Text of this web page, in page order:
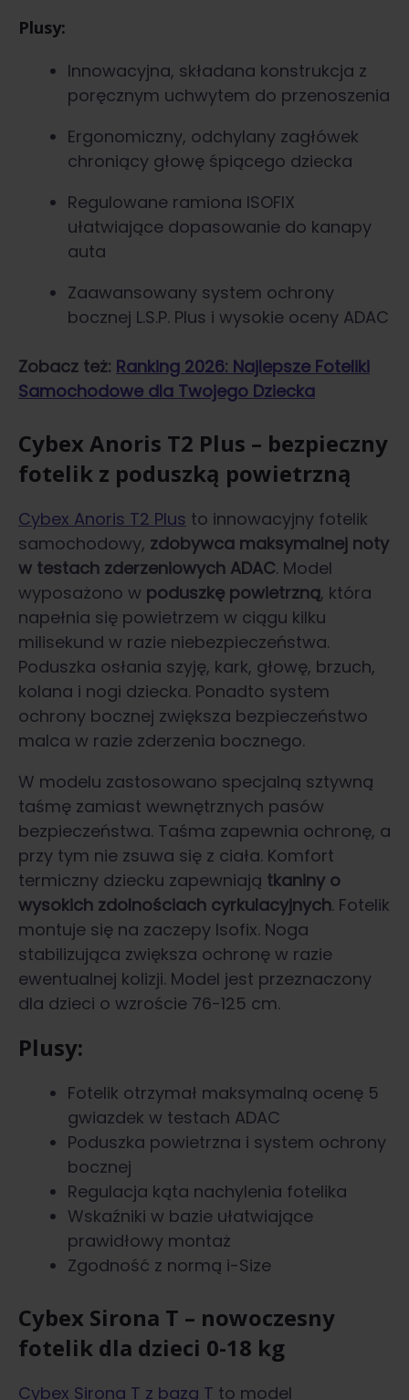
Plusy:
Innowacyjna, składana konstrukcja z
poręcznym uchwytem do przenoszenia
Ergonomiczny, odchylany zagłówek
chroniący głowę śpiącego dziecka
Regulowane ramiona ISOFIX
ułatwiające dopasowanie do kanapy
auta
Zaawansowany system ochrony
bocznej L.S.P. Plus i wysokie oceny ADAC
Zobacz też: Ranking 2026: Najlepsze Foteliki
Samochodowe dla Twojego Dziecka
Cybex Anoris T2 Plus – bezpieczny
fotelik z poduszką powietrzną
Cybex Anoris T2 Plus to innowacyjny fotelik
samochodowy, zdobywca maksymalnej noty
w testach zderzeniowych ADAC. Model
wyposażono w poduszkę powietrzną, która
napełnia się powietrzem w ciągu kilku
milisekund w razie niebezpieczeństwa.
Poduszka osłania szyję, kark, głowę, brzuch,
kolana i nogi dziecka. Ponadto system
ochrony bocznej zwiększa bezpieczeństwo
malca w razie zderzenia bocznego.
W modelu zastosowano specjalną sztywną
taśmę zamiast wewnętrznych pasów
bezpieczeństwa. Taśma zapewnia ochronę, a
przy tym nie zsuwa się z ciała. Komfort
termiczny dziecku zapewniają tkaniny o
wysokich zdolnościach cyrkulacyjnych. Fotelik
montuje się na zaczepy Isofix. Noga
stabilizująca zwiększa ochronę w razie
ewentualnej kolizji. Model jest przeznaczony
dla dzieci o wzroście 76-125 cm.
Plusy:
Fotelik otrzymał maksymalną ocenę 5
gwiazdek w testach ADAC
Poduszka powietrzna i system ochrony
bocznej
Regulacja kąta nachylenia fotelika
Wskaźniki w bazie ułatwiające
prawidłowy montaż
Zgodność z normą i-Size
Cybex Sirona T – nowoczesny
fotelik dla dzieci 0-18 kg
Cybex Sirona T z bazą T to model